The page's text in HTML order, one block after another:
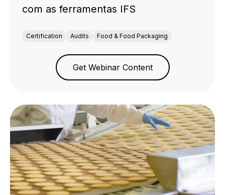
com as ferramentas IFS
Certification Audits Food & Food Packaging
Get Webinar Content